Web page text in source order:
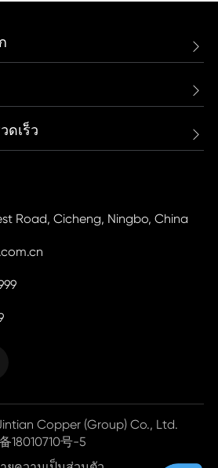


ดเร็ว 
Road, Cicheng, Ningbo, China
Copper (Group) Co., Ltd.
18010710号-5